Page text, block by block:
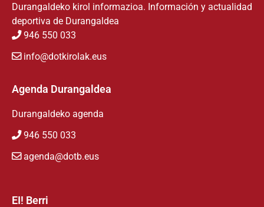
Durangaldeko kirol informazioa. Información y actualidad
deportiva de Durangaldea
946 550 033
info@dotkirolak.eus
Agenda Durangaldea
Durangaldeko agenda
946 550 033
agenda@dotb.eus
EI! Berri